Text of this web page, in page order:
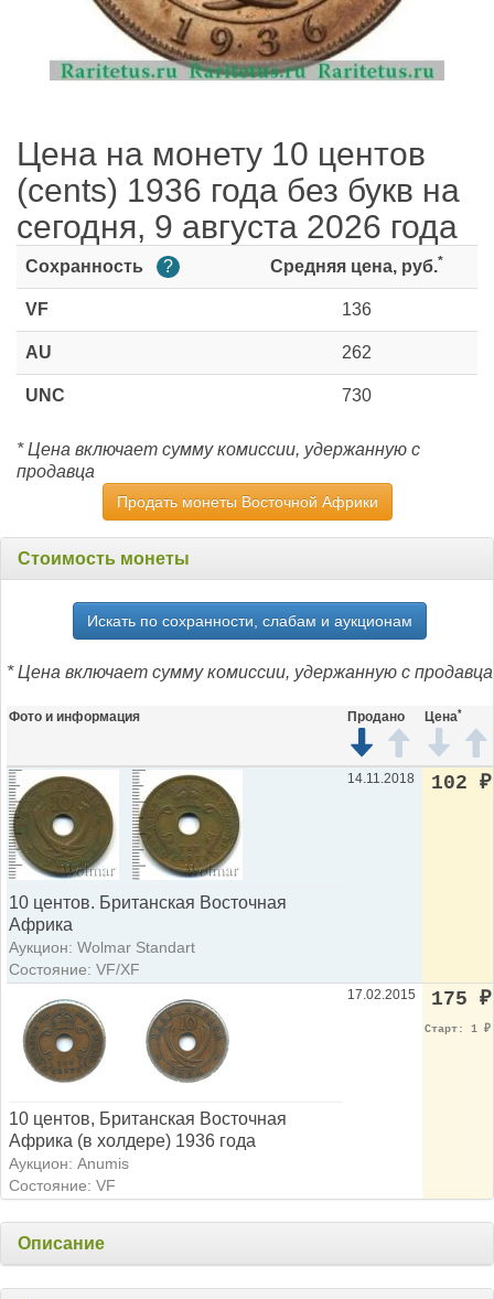
Цена на монету 10 центов
(cents) 1936 года без букв на
сегодня, 9 августа 2026 года
Сохранность ? Средняя цена, руб.*
VF 136
AU 262
UNC 730
* Цена включает сумму комиссии, удержанную с
продавца
Продать монеты Восточной Африки
Стоимость монеты
Искать по сохранности, слабам и аукционам
* Цена включает сумму комиссии, удержанную с продавца
Фото и информация Продано Цена*
10 центов. Британская Восточная
Африка
Аукцион: Wolmar Standart
Состояние: VF/XF
14.11.2018 102 ₽
10 центов, Британская Восточная
Африка (в холдере) 1936 года
Аукцион: Anumis
Состояние: VF
17.02.2015 175 ₽
Старт: 1 ₽
Описание